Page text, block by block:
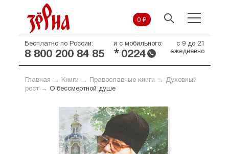
0 ₽
Бесплатно по России:
8 800 200 84 85
и с мобильного:
* 0224
с 9 до 21
ежедневно
Главная → Книги → Православные книги →
Духовный
рост→ О бессмертной душе